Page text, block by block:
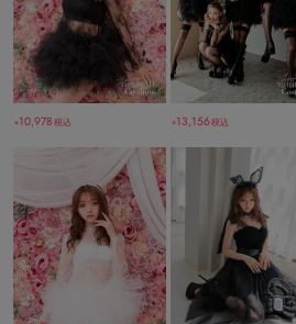
￥10,978税込 ￥13,156税込